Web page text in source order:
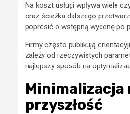
Na koszt usługi wpływa wiele
oraz ścieżka dalszego
poprosić o wstępną wycenę po
Firmy często publikują
zależy od rzeczywistych
najlepszy sposób na
Minimalizacja
przyszłość